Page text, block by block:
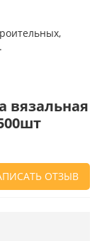
вязальная
ОТЗЫВ